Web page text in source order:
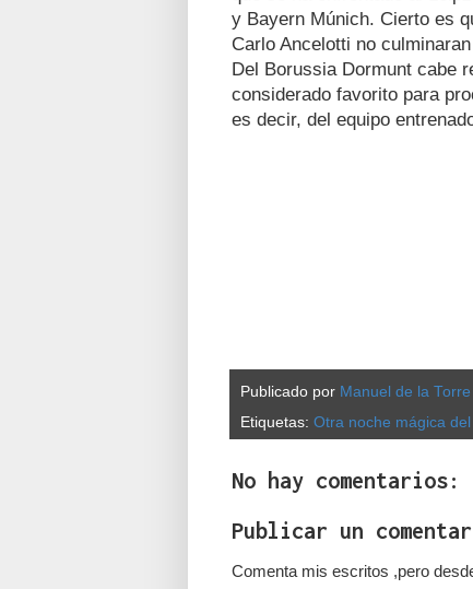
y Bayern Múnich. Cierto es
Carlo Ancelotti no
Del Borussia Dormunt cabe
considerado favorito para
es decir, del equipo
Publicado por Manuel de la Torre
Etiquetas: Otra noche mágica
No hay comentarios:
Publicar un
Comenta mis escritos ,pero